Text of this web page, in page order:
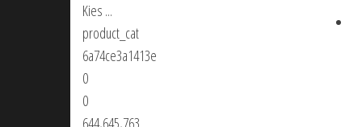
Kies ...
product_cat
6a74ce3a1413e
0
0
644,645,763